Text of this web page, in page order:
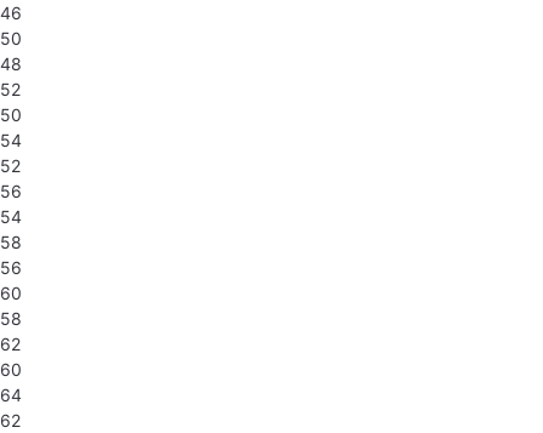
46
50
48
52
50
54
52
56
54
58
56
60
58
62
60
64
62